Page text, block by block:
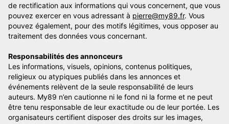
de rectification aux informations qui vous concernent, que vous
pouvez exercer en vous adressant à pierre@my89.fr. Vous
pouvez également, pour des motifs légitimes, vous opposer au
traitement des données vous concernant.
Responsabilités des annonceurs
Les informations, visuels, opinions, contenus politiques,
religieux ou atypiques publiés dans les annonces et
événements relèvent de la seule responsabilité de leurs
auteurs. My89 n’en cautionne ni le fond ni la forme et ne peut
être tenu responsable de leur exactitude ou de leur portée. Les
organisateurs certifient disposer des droits sur les images,